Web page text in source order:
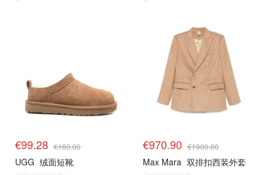
€99.28 €160.00
UGG 绒面短靴
€970.90 €1900.00
Max Mara 双排扣西装外套